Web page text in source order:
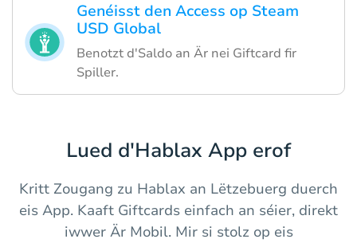
Genéisst den Access op Steam
USD Global
Benotzt d'Saldo an Är nei Giftcard fir
Spiller.
Lued d'Hablax App erof
Kritt Zougang zu Hablax an Lëtzebuerg duerch
eis App. Kaaft Giftcards einfach an séier, direkt
iwwer Är Mobil. Mir si stolz op eis